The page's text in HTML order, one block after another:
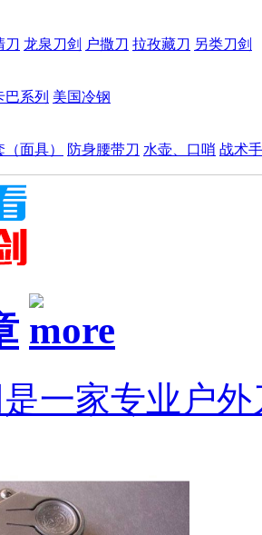
刀 龙泉刀剑 户撒刀 拉孜藏刀 另类刀剑
巴系列 美国冷钢
（面具） 防身腰带刀 水壶、口哨 战术
一家专业户